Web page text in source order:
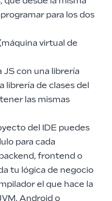
para los dos
máquina virtual de
JS con una librería
librería de clases del
las mismas
del IDE puedes
para cada
frontend o
tu lógica de negocio
el que hace la
Android o